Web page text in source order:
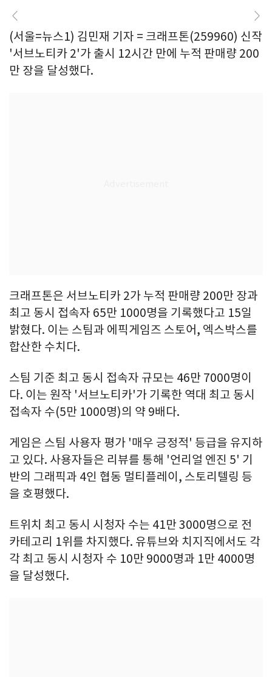
(서울=뉴스1) 김민재 기자 = 크래프톤(259960) 신작
'서브노티카 2'가 출시 12시간 만에 누적 판매량 200
만 장을 달성했다.
크래프톤은 서브노티카 2가 누적 판매량 200만 장과
최고 동시 접속자 65만 1000명을 기록했다고 15일
밝혔다. 이는 스팀과 에픽게임즈 스토어, 엑스박스를
합산한 수치다.
스팀 기준 최고 동시 접속자 규모는 46만 7000명이
다. 이는 원작 '서브노티카'가 기록한 역대 최고 동시
접속자 수(5만 1000명)의 약 9배다.
게임은 스팀 사용자 평가 '매우 긍정적' 등급을 유지하
고 있다. 사용자들은 리뷰를 통해 '언리얼 엔진 5' 기
반의 그래픽과 4인 협동 멀티플레이, 스토리텔링 등
을 호평했다.
트위치 최고 동시 시청자 수는 41만 3000명으로 전
카테고리 1위를 차지했다. 유튜브와 치지직에서도 각
각 최고 동시 시청자 수 10만 9000명과 1만 4000명
을 달성했다.